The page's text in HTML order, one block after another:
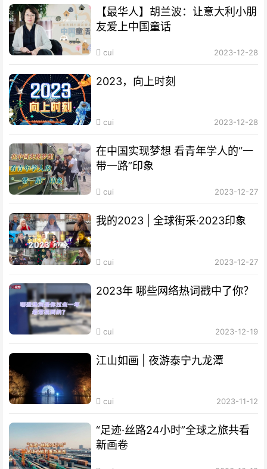
【最华人】胡兰波：让意大利小朋
友爱上中国童话
cui 2023-12-28
2023，向上时刻
cui 2023-12-28
在中国实现梦想 看青年学人的“一
带一路”印象
cui 2023-12-27
我的2023 | 全球街采·2023印象
cui 2023-12-27
2023年 哪些网络热词戳中了你？
cui 2023-12-19
江山如画 | 夜游泰宁九龙潭
cui 2023-11-12
“足迹·丝路24小时”全球之旅共看
新画卷